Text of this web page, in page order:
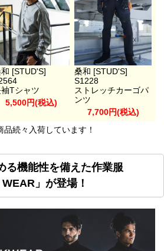
[STUD'S]
Tシャツ
5,500円(税込)
桑和 [STUD'S]
S1228
ストレッチカーゴパ
ンツ
7,700円(税込)
続々入荷しています！
る機能性を備えた作業服
」が登場！